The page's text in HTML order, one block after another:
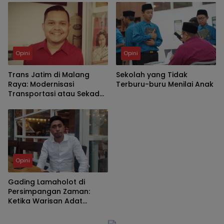
Perubahan Regulasi
Opini
Trans Jatim di Malang
Raya: Modernisasi
Transportasi atau Sekadar
Opini
Sekolah yang Tidak
Terburu-buru Menilai Anak
Opini
Gading Lamaholot di
Persimpangan Zaman:
Ketika Warisan Adat